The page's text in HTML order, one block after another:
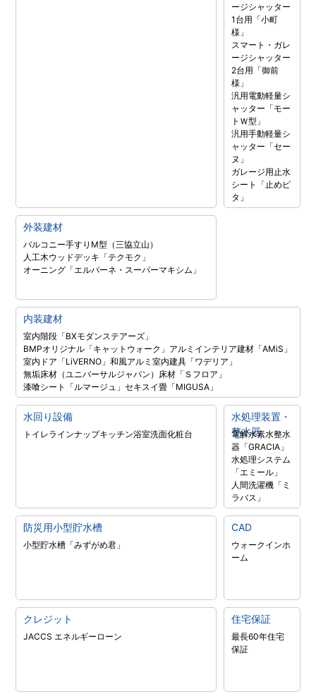
ージシャッター
1台用「小町
様」
スマート・ガレ
ージシャッター
2台用「御前
様」
汎用電動軽量シ
ャッター「モー
トＷ型」
汎用手動軽量シ
ャッター「セー
ヌ」
ガレージ用止水
シート「止めピ
タ」
外装建材
バルコニー手すりM型（三協立山）
人工木ウッドデッキ「テクモク」
オーニング「エルバーネ・スーパーマキシム」
内装建材
室内階段「BXモダンステアーズ」
BMPオリジナル「キャットウォーク」 アルミインテリア建材「AMiS」
室内ドア「LiVERNO」和風アルミ室内建具「ワデリア」
無垢床材（ユニバーサルジャパン） 床材「Ｓフロア」
漆喰シート「ルマージュ」セキスイ畳「MIGUSA」
水回り設備
トイレラインナップキッチン浴室洗面化粧台
水処理装置・
整水器
電解水素水整水
器「GRACIA」
水処理システム
「エミール」
人間洗濯機「ミ
ラバス」
防災用小型貯水槽
小型貯水槽「みずがめ君」
CAD
ウォークインホ
ーム
クレジット
JACCS エネルギーローン
住宅保証
最長60年住宅
保証